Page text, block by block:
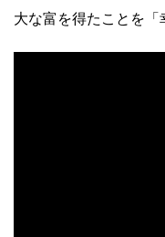
大な富を得たことを「